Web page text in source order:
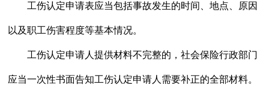
工伤认定申请表应当包括事故发生的时间、地点、原因
以及职工伤害程度等基本情况。
工伤认定申请人提供材料不完整的，社会保险行政部门
应当一次性书面告知工伤认定申请人需要补正的全部材料。